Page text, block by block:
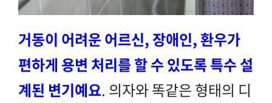
거동이 어려운 어르신, 장애인, 환우가
편하게 용변 처리를 할 수 있도록 특수 설
계된 변기예요. 의자와 똑같은 형태의 디